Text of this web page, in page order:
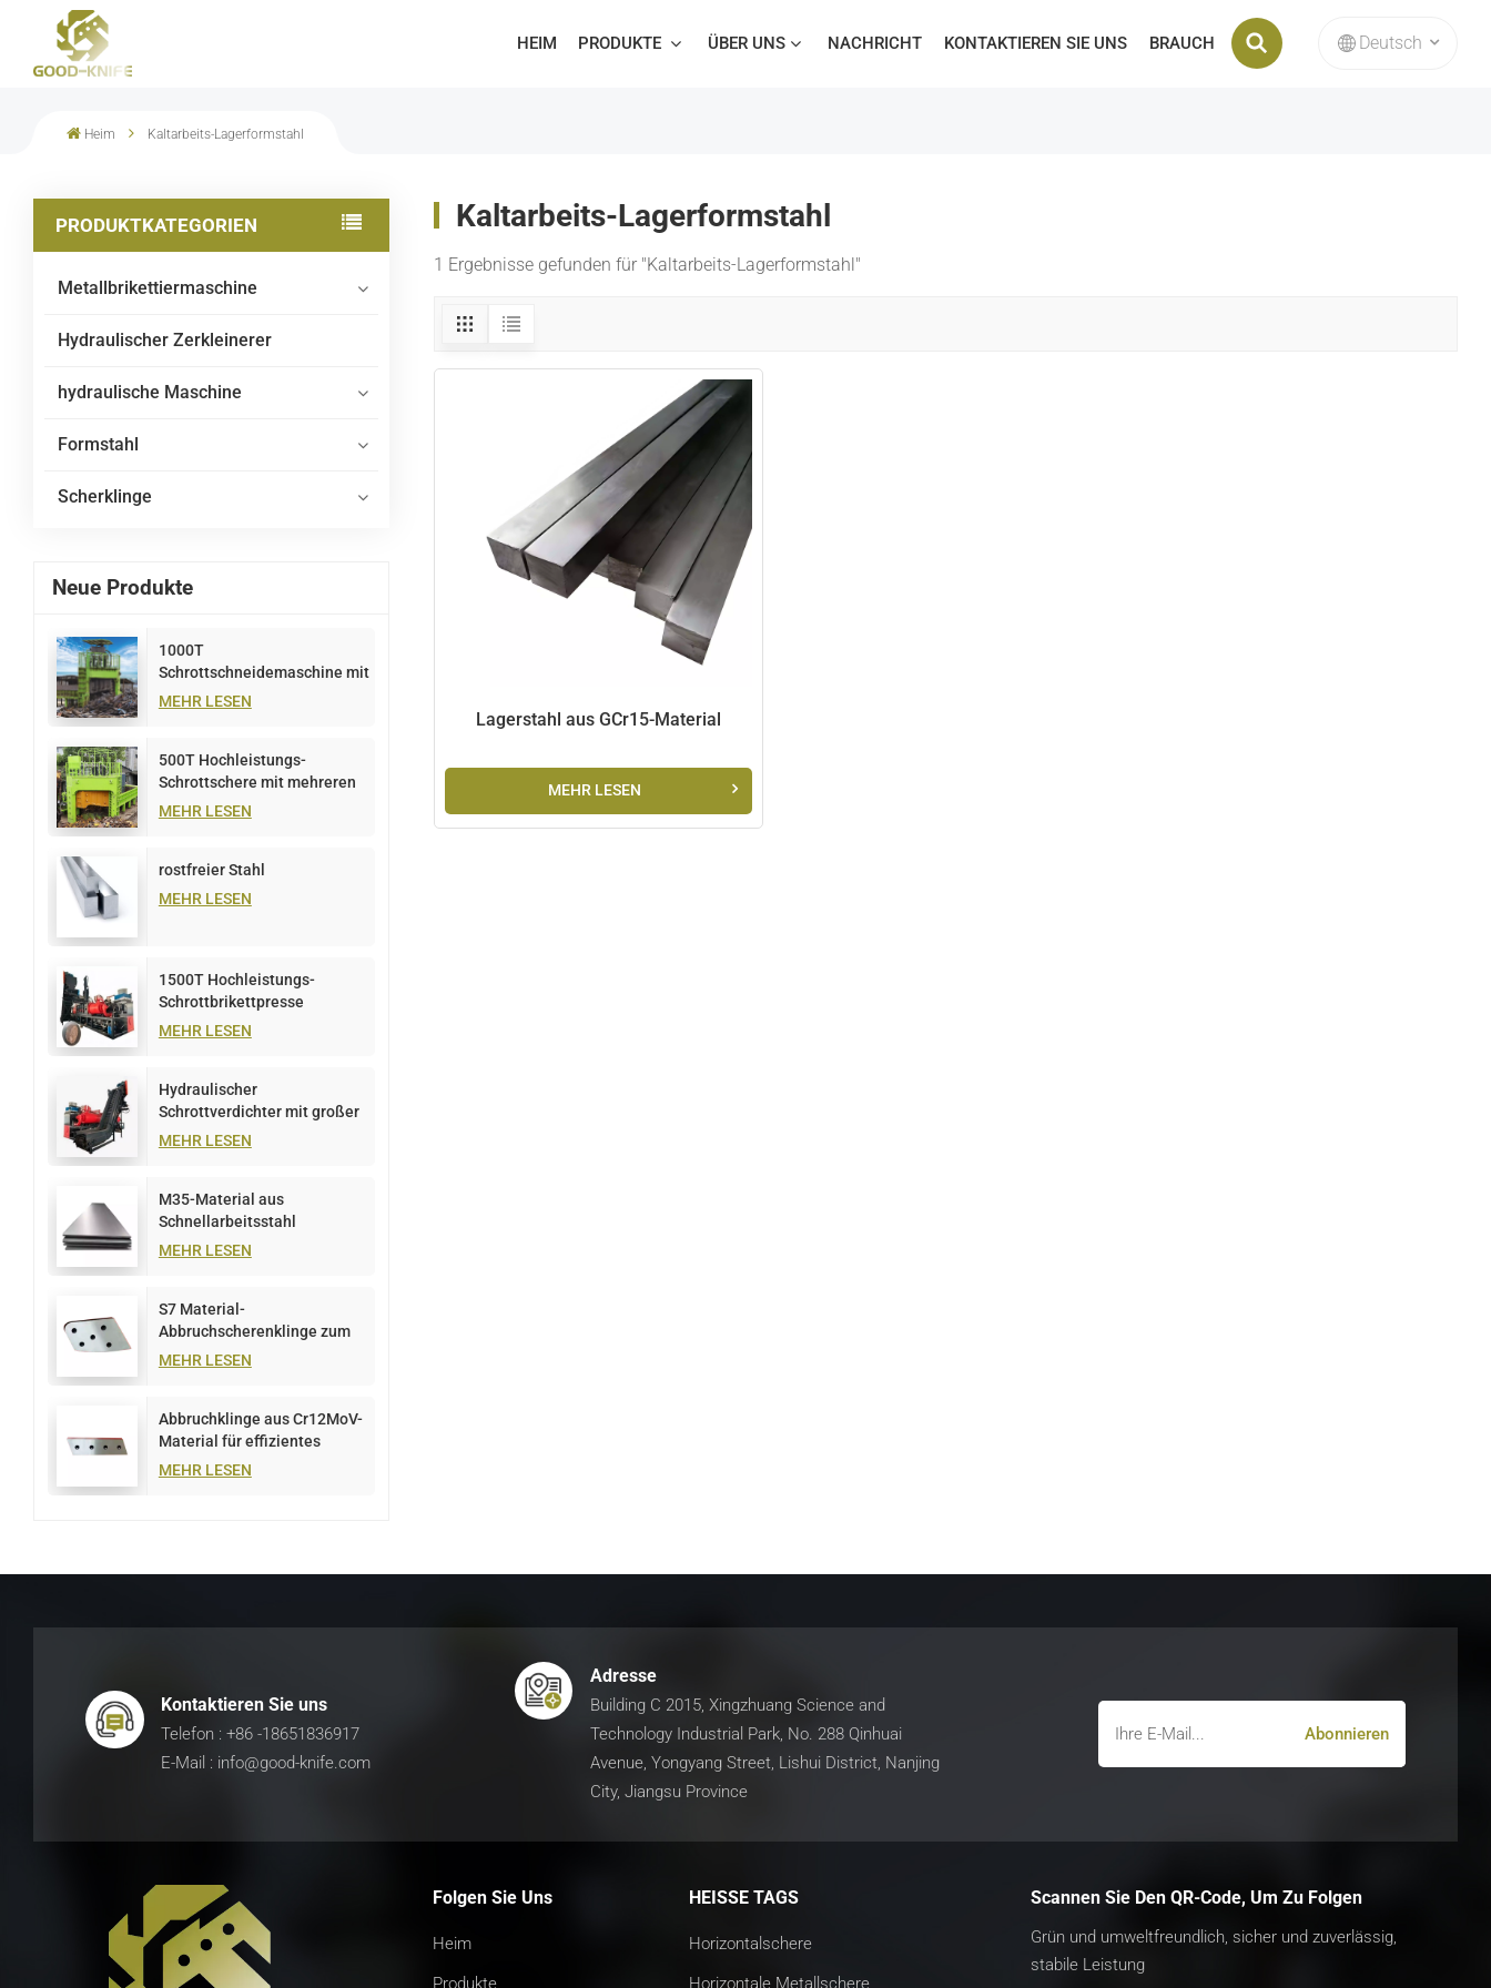
HEIM PRODUKTE ÜBER UNS NACHRICHT KONTAKTIEREN SIE UNS BRAUCH Deutsch
Heim Kaltarbeits-Lagerformstahl
PRODUKTKATEGORIEN
Metallbrikettiermaschine
Hydraulischer Zerkleinerer
hydraulische Maschine
Formstahl
Scherklinge
Neue Produkte
1000T
Schrottschneidemaschine mit
mehreren Klingen
MEHR LESEN
500T Hochleistungs-
Schrottschere mit mehreren
Klingen
MEHR LESEN
rostfreier Stahl
MEHR LESEN
1500T Hochleistungs-
Schrottbrikettpresse
MEHR LESEN
Hydraulischer
Schrottverdichter mit großer
Kapazität, 1000 t
MEHR LESEN
M35-Material aus
Schnellarbeitsstahl
MEHR LESEN
S7 Material-
Abbruchscherenklinge zum
Schneiden von Metallplatten
MEHR LESEN
Abbruchklinge aus Cr12MoV-
Material für effizientes
Metallschneiden
MEHR LESEN
Kaltarbeits-Lagerformstahl
1 Ergebnisse gefunden für "Kaltarbeits-Lagerformstahl"
Lagerstahl aus GCr15-Material
MEHR LESEN
Kontaktieren Sie uns
Telefon : +86 -18651836917
E-Mail : info@good-knife.com
Adresse
Building C 2015, Xingzhuang Science and
Technology Industrial Park, No. 288 Qinhuai
Avenue, Yongyang Street, Lishui District, Nanjing
City, Jiangsu Province
Folgen Sie Uns
Heim
Produkte
HEISSE TAGS
Horizontalschere
Horizontale Metallschere
Scannen Sie Den QR-Code, Um Zu Folgen
Grün und umweltfreundlich, sicher und zuverlässig,
stabile Leistung